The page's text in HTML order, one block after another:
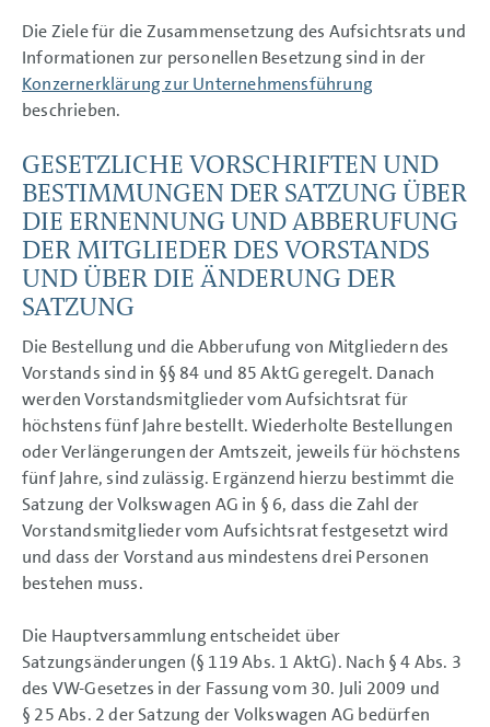
Die Ziele für die Zusammensetzung des Aufsichtsrats und
Informationen zur personellen Besetzung sind in der
Konzernerklärung zur Unternehmensführung
beschrieben.
GESETZLICHE VORSCHRIFTEN UND
BESTIMMUNGEN DER SATZUNG ÜBER
DIE ERNENNUNG UND ABBERUFUNG
DER MITGLIEDER DES VORSTANDS
UND ÜBER DIE ÄNDERUNG DER
SATZUNG
Die Bestellung und die Abberufung von Mitgliedern des
Vorstands sind in §§ 84 und 85 AktG geregelt. Danach
werden Vorstandsmitglieder vom Aufsichtsrat für
höchstens fünf Jahre bestellt. Wiederholte Bestellungen
oder Verlängerungen der Amtszeit, jeweils für höchstens
fünf Jahre, sind zulässig. Ergänzend hierzu bestimmt die
Satzung der Volkswagen AG in § 6, dass die Zahl der
Vorstandsmitglieder vom Aufsichtsrat festgesetzt wird
und dass der Vorstand aus mindestens drei Personen
bestehen muss.
Die Hauptversammlung entscheidet über
Satzungsänderungen (§ 119 Abs. 1 AktG). Nach § 4 Abs. 3
des VW-Gesetzes in der Fassung vom 30. Juli 2009 und
§ 25 Abs. 2 der Satzung der Volkswagen AG bedürfen